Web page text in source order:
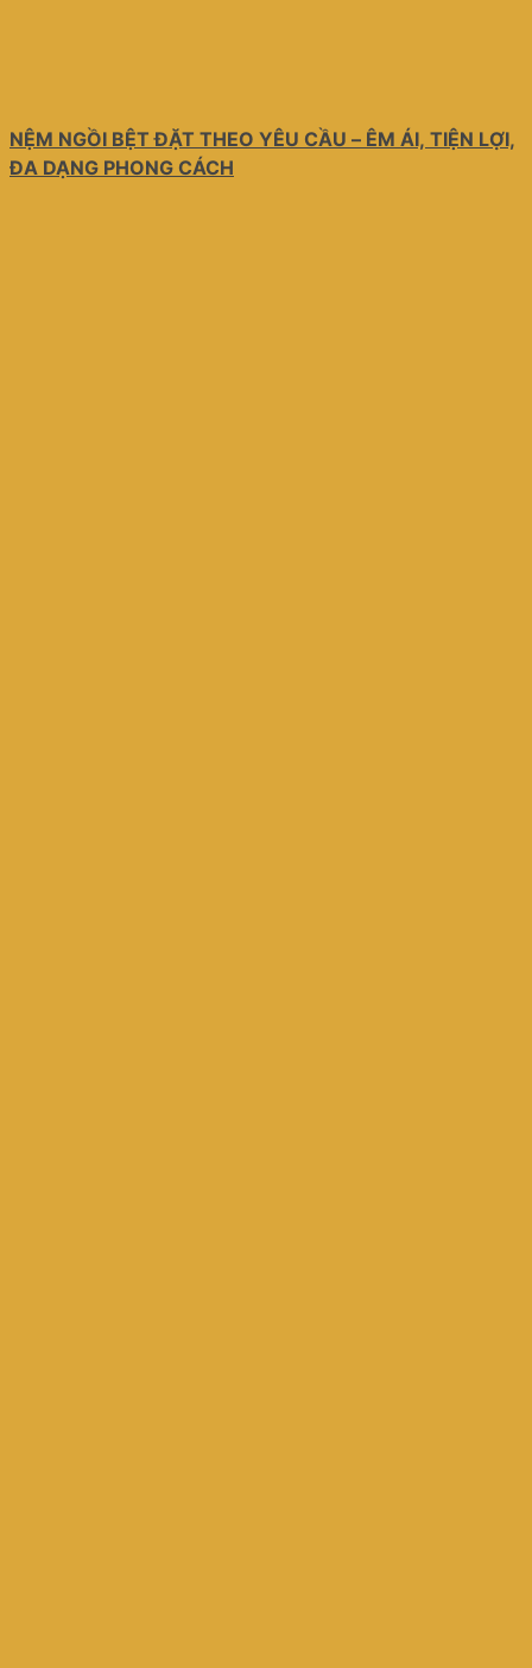
NỆM NGỒI BỆT ĐẶT THEO YÊU CẦU – ÊM ÁI, TIỆN LỢI,
ĐA DẠNG PHONG CÁCH